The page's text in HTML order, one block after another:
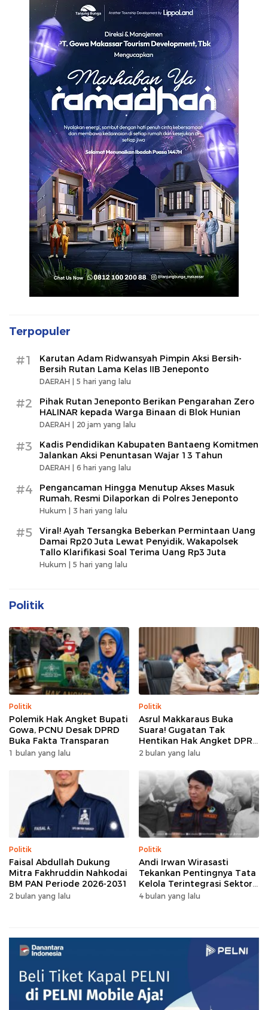
Terpopuler
#1
Karutan Adam Ridwansyah Pimpin Aksi Bersih-
Bersih Rutan Lama Kelas IIB Jeneponto
DAERAH | 5 hari yang lalu
#2
Pihak Rutan Jeneponto Berikan Pengarahan Zero
HALINAR kepada Warga Binaan di Blok Hunian
DAERAH | 20 jam yang lalu
#3
Kadis Pendidikan Kabupaten Bantaeng Komitmen
Jalankan Aksi Penuntasan Wajar 13 Tahun
DAERAH | 6 hari yang lalu
#4
Pengancaman Hingga Menutup Akses Masuk
Rumah, Resmi Dilaporkan di Polres Jeneponto
Hukum | 3 hari yang lalu
#5
Viral! Ayah Tersangka Beberkan Permintaan Uang
Damai Rp20 Juta Lewat Penyidik, Wakapolsek
Tallo Klarifikasi Soal Terima Uang Rp3 Juta
Hukum | 5 hari yang lalu
Politik
Politik
Polemik Hak Angket Bupati
Gowa, PCNU Desak DPRD
Buka Fakta Transparan
1 bulan yang lalu
Politik
Asrul Makkaraus Buka
Suara! Gugatan Tak
Hentikan Hak Angket DPRD
Gowa
2 bulan yang lalu
Politik
Faisal Abdullah Dukung
Mitra Fakhruddin Nahkodai
BM PAN Periode 2026-2031
2 bulan yang lalu
Politik
Andi Irwan Wirasasti
Tekankan Pentingnya Tata
Kelola Terintegrasi Sektor
Peternakan Sulsel
4 bulan yang lalu